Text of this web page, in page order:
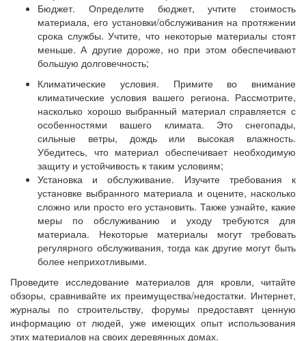
Бюджет. Определите бюджет, учтите стоимость
материала, его установки/обслуживания на протяжении
срока службы. Учтите, что некоторые материалы стоят
меньше. А другие дороже, но при этом обеспечивают
большую долговечность;
Климатические условия. Примите во внимание
климатические условия вашего региона. Рассмотрите,
насколько хорошо выбранный материал справляется с
особенностями вашего климата. Это снегопады,
сильные ветры, дождь или высокая влажность.
Убедитесь, что материал обеспечивает необходимую
защиту и устойчивость к таким условиям;
Установка и обслуживание. Изучите требования к
установке выбранного материала и оцените, насколько
сложно или просто его установить. Также узнайте, какие
меры по обслуживанию и уходу требуются для
материала. Некоторые материалы могут требовать
регулярного обслуживания, тогда как другие могут быть
более неприхотливыми.
Проведите исследование материалов для кровли, читайте
обзоры, сравнивайте их преимущества/недостатки. Интернет,
журналы по строительству, форумы предоставят ценную
информацию от людей, уже имеющих опыт использования
этих материалов на своих деревянных домах.